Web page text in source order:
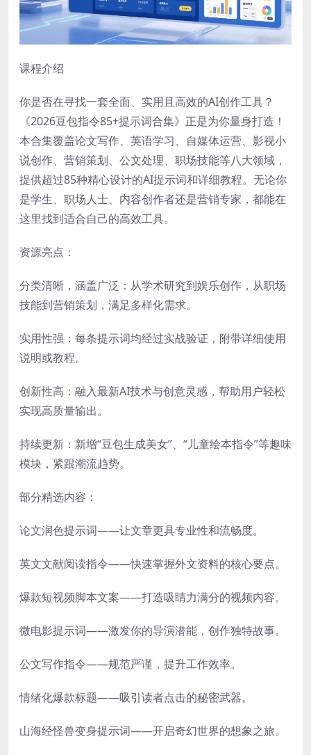
课程介绍
你是否在寻找一套全面、实用且高效的AI创作工具？
《2026豆包指令85+提示词合集》正是为你量身打造！
本合集覆盖论文写作、英语学习、自媒体运营、影视小
说创作、营销策划、公文处理、职场技能等八大领域，
提供超过85种精心设计的AI提示词和详细教程。无论你
是学生、职场人士、内容创作者还是营销专家，都能在
这里找到适合自己的高效工具。
资源亮点：
分类清晰，涵盖广泛：从学术研究到娱乐创作，从职场
技能到营销策划，满足多样化需求。
实用性强：每条提示词均经过实战验证，附带详细使用
说明或教程。
创新性高：融入最新AI技术与创意灵感，帮助用户轻松
实现高质量输出。
持续更新：新增“豆包生成美女”、“儿童绘本指令”等趣味
模块，紧跟潮流趋势。
部分精选内容：
论文润色提示词——让文章更具专业性和流畅度。
英文文献阅读指令——快速掌握外文资料的核心要点。
爆款短视频脚本文案——打造吸睛力满分的视频内容。
微电影提示词——激发你的导演潜能，创作独特故事。
公文写作指令——规范严谨，提升工作效率。
情绪化爆款标题——吸引读者点击的秘密武器。
山海经怪兽变身提示词——开启奇幻世界的想象之旅。